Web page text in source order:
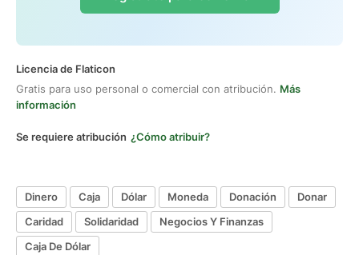
Licencia de Flaticon
Gratis para uso personal o comercial con atribución. Más
información
Se requiere atribución ¿Cómo atribuir?
Dinero Caja Dólar Moneda Donación
Donar
Caridad
Solidaridad
Negocios Y Finanzas
Caja De Dólar